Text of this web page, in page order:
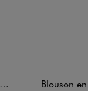
Blouson en cuir